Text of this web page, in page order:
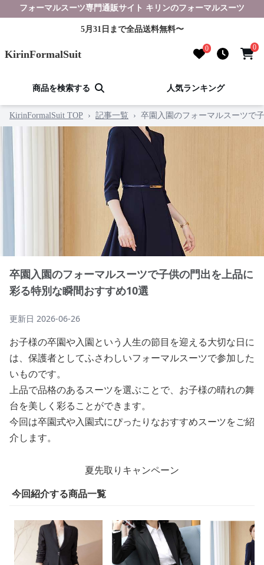
フォーマルスーツ専門通販サイト キリンのフォーマルスーツ
5月31日まで全品送料無料〜
KirinFormalSuit 0 0
商品を検索する 人気ランキング
KirinFormalSuit TOP › 記事一覧 › 卒園入園のフォーマルスーツで
卒園入園のフォーマルスーツで子供の門出を上品に
彩る特別な瞬間おすすめ10選
更新日 2026-06-26
お子様の卒園や入園という人生の節目を迎える大切な日に
は、保護者としてふさわしいフォーマルスーツで参加した
いものです。
上品で品格のあるスーツを選ぶことで、お子様の晴れの舞
台を美しく彩ることができます。
今回は卒園式や入園式にぴったりなおすすめスーツをご紹
介します。
夏先取りキャンペーン
今回紹介する商品一覧